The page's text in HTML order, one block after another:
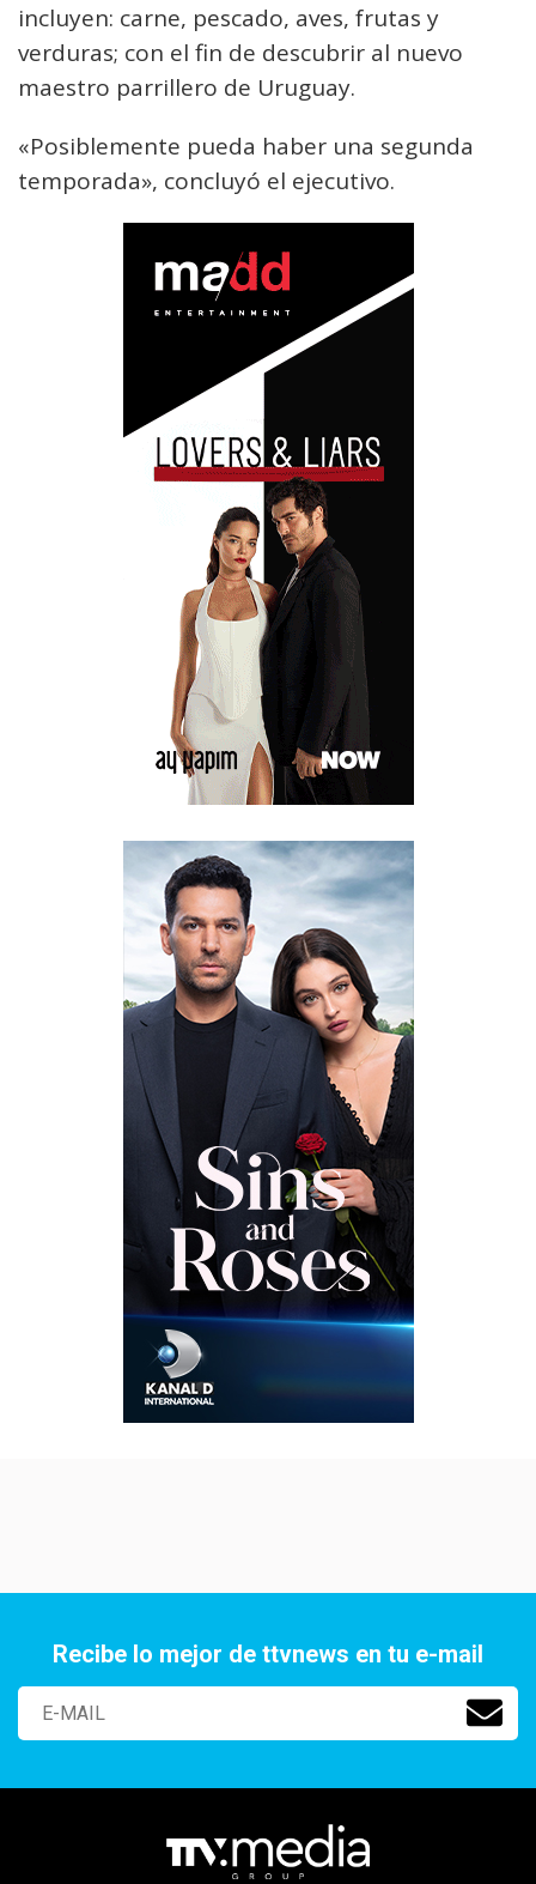
incluyen: carne, pescado, aves, frutas y
verduras; con el fin de descubrir al nuevo
maestro parrillero de Uruguay.
«Posiblemente pueda haber una segunda
temporada», concluyó el ejecutivo.
Recibe lo mejor de ttvnews en tu e-mail